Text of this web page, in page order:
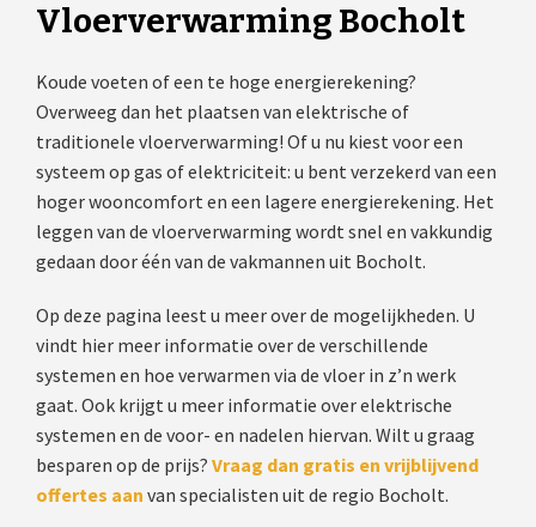
Vloerverwarming Bocholt
Koude voeten of een te hoge energierekening?
Overweeg dan het plaatsen van elektrische of
traditionele vloerverwarming! Of u nu kiest voor een
systeem op gas of elektriciteit: u bent verzekerd van een
hoger wooncomfort en een lagere energierekening. Het
leggen van de vloerverwarming wordt snel en vakkundig
gedaan door één van de vakmannen uit Bocholt.
Op deze pagina leest u meer over de mogelijkheden. U
vindt hier meer informatie over de verschillende
systemen en hoe verwarmen via de vloer in z’n werk
gaat. Ook krijgt u meer informatie over elektrische
systemen en de voor- en nadelen hiervan. Wilt u graag
besparen op de prijs? Vraag dan gratis en vrijblijvend
offertes aan van specialisten uit de regio Bocholt.